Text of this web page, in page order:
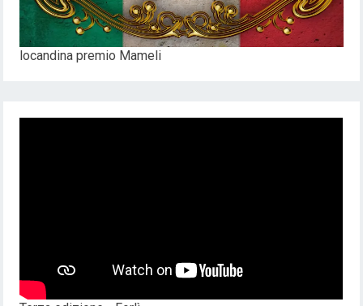
locandina premio Mameli